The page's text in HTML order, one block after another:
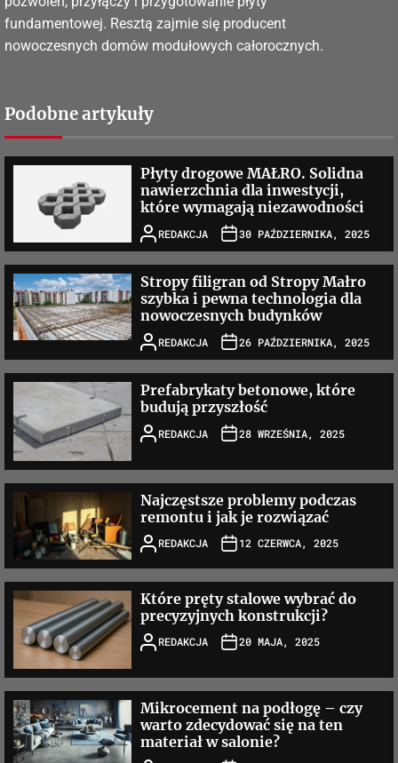
fundamentowej. Resztą zajmie się producent
nowoczesnych domów modułowych całorocznych.
Podobne artykuły
Płyty drogowe MAŁRO. Solidna
nawierzchnia dla inwestycji,
które wymagają niezawodności
REDAKCJA 30 PAŹDZIERNIKA, 2025
Stropy filigran od Stropy Małro
szybka i pewna technologia dla
nowoczesnych budynków
REDAKCJA 26 PAŹDZIERNIKA, 2025
Prefabrykaty betonowe, które
budują przyszłość
REDAKCJA 28 WRZEŚNIA, 2025
Najczęstsze problemy podczas
remontu i jak je rozwiązać
REDAKCJA 12 CZERWCA, 2025
Które pręty stalowe wybrać do
precyzyjnych konstrukcji?
REDAKCJA 20 MAJA, 2025
Mikrocement na podłogę – czy
warto zdecydować się na ten
materiał w salonie?